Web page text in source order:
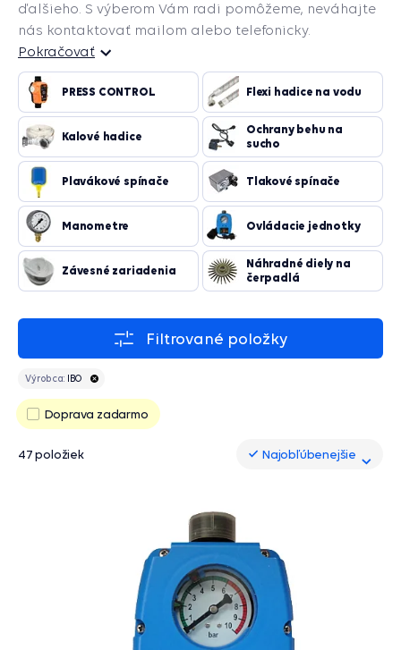
ďalšieho. S výberom Vám radi pomôžeme, neváhajte
nás kontaktovať mailom alebo telefonicky.
Pokračovať
PokračovaťPRESS CONTROL Flexi hadice na vodu
Kalové hadice
Ochrany behu na
sucho
Plavákové spínače Tlakové spínače
Manometre Ovládacie jednotky
Závesné zariadenia
Náhradné diely na
čerpadlá
Filtrované položky
Výrobca: IBO
Doprava zadarmo
47 položiek Najobľúbenejšie
Najobľúbenejšie